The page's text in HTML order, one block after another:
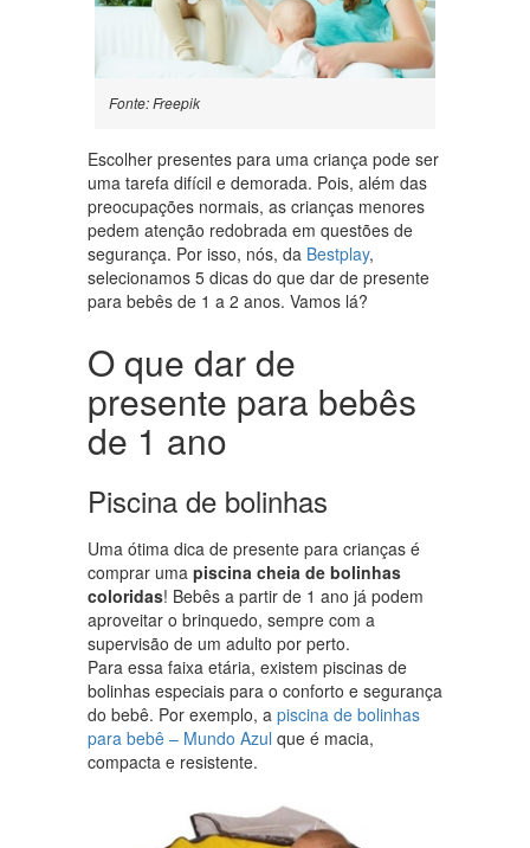
Fonte: Freepik
Escolher presentes para uma criança pode ser
uma tarefa difícil e demorada. Pois, além das
preocupações normais, as crianças menores
pedem atenção redobrada em questões de
segurança. Por isso, nós, da Bestplay,
selecionamos 5 dicas do que dar de presente
para bebês de 1 a 2 anos. Vamos lá?
O que dar de
presente para bebês
de 1 ano
Piscina de bolinhas
Uma ótima dica de presente para crianças é
comprar uma piscina cheia de bolinhas
coloridas! Bebês a partir de 1 ano já podem
aproveitar o brinquedo, sempre com a
supervisão de um adulto por perto.
Para essa faixa etária, existem piscinas de
bolinhas especiais para o conforto e segurança
do bebê. Por exemplo, a piscina de bolinhas
para bebê – Mundo Azul que é macia,
compacta e resistente.